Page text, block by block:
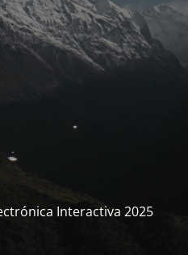
Interactiva 2025